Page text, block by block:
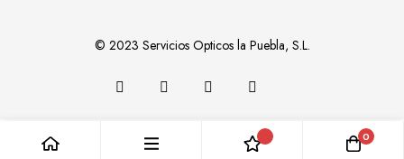
© 2023 Servicios Opticos la Puebla, S.L.
0